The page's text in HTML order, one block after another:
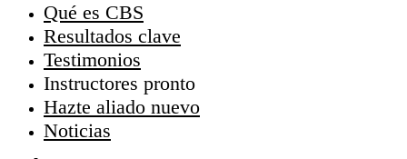
Qué es CBS
Resultados clave
Testimonios
Instructores pronto
Hazte aliado nuevo
Noticias